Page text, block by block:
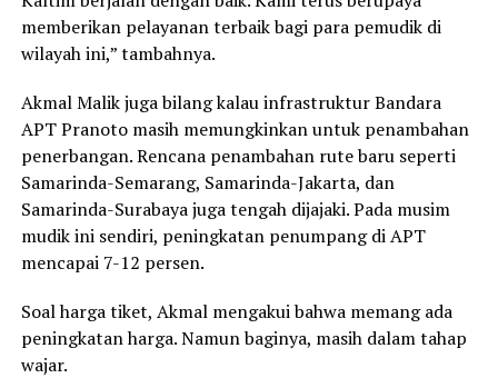
memberikan pelayanan terbaik bagi para pemudik di
wilayah ini,” tambahnya.
Akmal Malik juga bilang kalau infrastruktur Bandara
APT Pranoto masih memungkinkan untuk penambahan
penerbangan. Rencana penambahan rute baru seperti
Samarinda-Semarang, Samarinda-Jakarta, dan
Samarinda-Surabaya juga tengah dijajaki. Pada musim
mudik ini sendiri, peningkatan penumpang di APT
mencapai 7-12 persen.
Soal harga tiket, Akmal mengakui bahwa memang ada
peningkatan harga. Namun baginya, masih dalam tahap
wajar.